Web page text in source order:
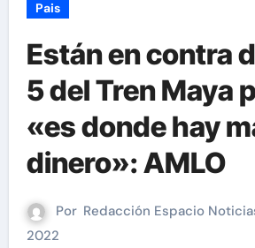
Pais
Están en contra
5 del Tren Maya
«es donde hay
dinero»: AMLO
Por Redacción Espacio
2022